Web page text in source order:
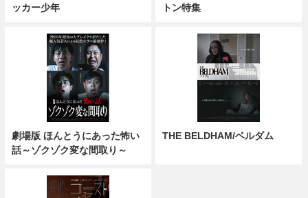
ッカー少年
トン特集
劇場版 ほんとうにあった怖い
話～ゾクゾク変な間取り～
THE BELDHAM/ベルダム